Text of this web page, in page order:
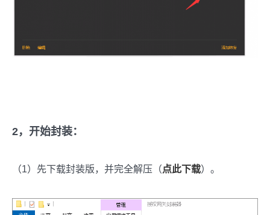
2，开始封装：
（1）先下载封装版，并完全解压（点此下载）。